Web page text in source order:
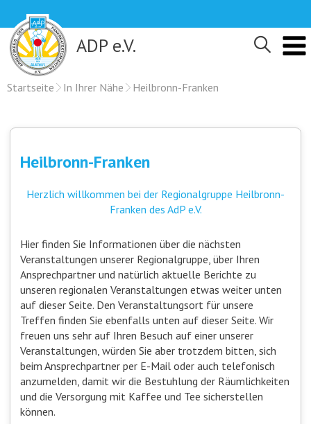
content
ADP e.V.
Startseite In Ihrer Nähe Heilbronn-Franken
Heilbronn-Franken
Herzlich willkommen bei der Regionalgruppe Heilbronn-
Franken des AdP e.V.
Hier finden Sie Informationen über die nächsten
Veranstaltungen unserer Regionalgruppe, über Ihren
Ansprechpartner und natürlich aktuelle Berichte zu
unseren regionalen Veranstaltungen etwas weiter unten
auf dieser Seite. Den Veranstaltungsort für unsere
Treffen finden Sie ebenfalls unten auf dieser Seite. Wir
freuen uns sehr auf Ihren Besuch auf einer unserer
Veranstaltungen, würden Sie aber trotzdem bitten, sich
beim Ansprechpartner per E-Mail oder auch telefonisch
anzumelden, damit wir die Bestuhlung der Räumlichkeiten
und die Versorgung mit Kaffee und Tee sicherstellen
können.